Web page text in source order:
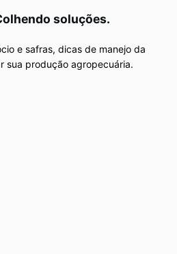
soluções.
e safras, dicas de manejo da
sua produção agropecuária.